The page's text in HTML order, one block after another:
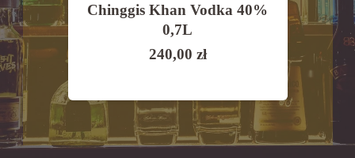
Chinggis Khan Vodka 40%
0,7L
240,00 zł